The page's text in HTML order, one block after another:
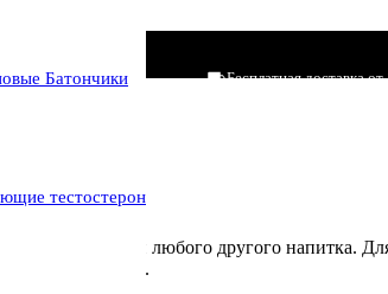
Бесплатная доставка
Батончики
тестостерон
молока или любого другого напитка.
тренировки.